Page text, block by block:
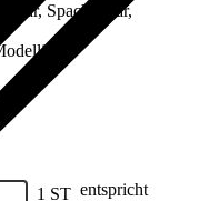
Spachtelbar,
1 ST entspricht